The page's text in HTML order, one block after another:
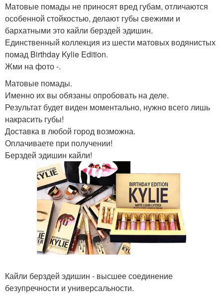
Матовые помады не приносят вред губам, отличаются
особенной стойкостью, делают губы свежими и
бархатными это кайли берздей эдишин.
Единственный коллекция из шести матовых водянистых
помад Birthday Kylie Edition.
Жми на фото -.
Матовые помады.
Именно их вы обязаны опробовать на деле.
Результат будет виден моментально, нужно всего лишь
накрасить губы!
Доставка в любой город возможна.
Оплачиваете при получении!
Берздей эдишин кайли!
Кайли берздей эдишин - высшее соединение
безупречности и универсальности.